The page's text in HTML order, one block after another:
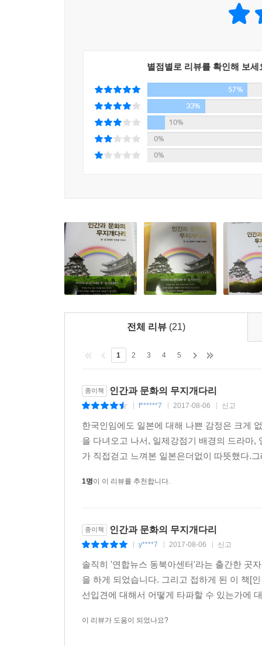
세계평화를 향한 민간교류의 중심에는 대학이 있
한 공감’이 중요하다고 생각합니다. 인류 사회를
교육이 ‘인간을 행복하게 하기 위해’ 존재한다
인터넷은 ‘수단’으로 사용한다면 그 가치가 충
‘학생 제일의 교육’이란 학생들의 방종을 허락하
취직에 유리한 학과를 지망하려는 경향이 강해 ‘학
이로 인해 취직에 불리한 학과는 폐지해야 한다
보이는 풍경이다. 취직은 중요한 문제이지만
중요한 과제가 되어야 한다.
“마음의 거리를 좁히고 평화의 문화를 구축해야”
오늘날 물리적인 거리는 상상을 초월하는 속도
통해서만 건설적인 관계로 나아갈 수 있다.
국가와 국가뿐 아니라 사회와 사회, 사람과 사람
공생을 주장하는 것은 어떤 의미에서 폭력이라고
“동북아의 평화와 안정을 위해서는 한중일의 교
이는 이케다 다이사쿠 회장이 조문부 전 제주대
관통하는 흐름을 정확히 짚은 것이다.
이 책은 한일은 물론 한중일, 나아가 글로벌 시대
일본, 일본에서 본 한국’은 한일 간의 비교문화
평화의 문화를 세계로 발산해야 한다는 열정을 다
2005년 일본에서 출간돼 국민적 화제를 모았던
구축’을 강조한다는 점에서 우리에게 시사하는 바
- 최이락 연합뉴스 도쿄지사장 -
이 책은 지금과 같이 금세라도 먹구름이 몰려올
미래세대인 청년들의 교류와 인식을 높일 수 있는
별점별로 리뷰를 확인해 보세
57%
33%
10%
0%
0%
전체 리뷰 (21)
1 2 3 4 5
종이책 인간과 문화의 무지개다리
f******7 2017-08-06 신고
한국인임에도 일본에 대해 나쁜 감정은 크게
을 다녀오고 나서, 일제강점기 배경의 드라마
가 직접걷고 느껴본 일본은더없이 따뜻했다.
1명이 이 리뷰를 추천합니다.
종이책 인간과 문화의 무지개다리
y****7 2017-08-06 신고
솔직히 '연합뉴스 동북아센터'라는 출간한 곳
을 하게 되었습니다. 그리고 접하게 된 이 책[
선입견에 대해서 어떻게 타파할 수 있는가에
이 리뷰가 도움이 되었나요?